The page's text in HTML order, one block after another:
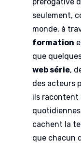
seulement,
monde, à
formation
que
web série,
des acteurs
ils racontent
cachent la
que chacun